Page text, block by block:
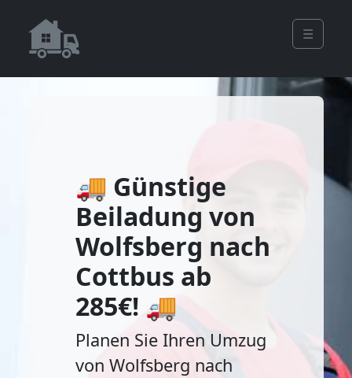
☰
🚚 Günstige
Beiladung von
Wolfsberg nach
Cottbus ab
285€! 🚚
Planen Sie Ihren Umzug
von Wolfsberg nach